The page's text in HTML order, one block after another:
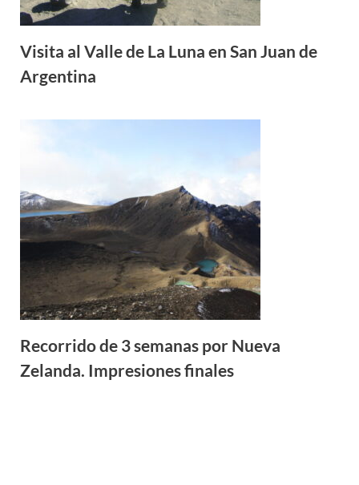
Visita al Valle de La Luna en San Juan de
Argentina
Recorrido de 3 semanas por Nueva
Zelanda. Impresiones finales